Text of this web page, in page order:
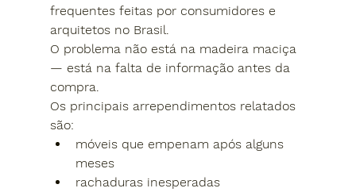
frequentes feitas por consumidores e
arquitetos no Brasil.
O problema não está na madeira maciça
— está na falta de informação antes da
compra.
Os principais arrependimentos relatados
são:
móveis que empenam após alguns
meses
rachaduras inesperadas